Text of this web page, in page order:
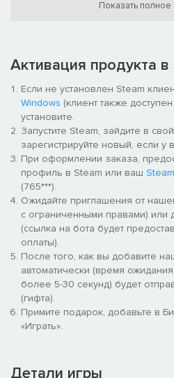
вырастет электронно-лучевая
что я помолодел лет на 20" –
"Фрэнсис, хватит играть в
мама
Концепция:
50 чиптюн-треков
Чумовые гости: Dubmood,
Plancton
Сюжетный режим с 20
Многопользовательский
Куры
Показать полное
Активация продукта в
Если не установлен Steam
Windows (клиент также
установите.
Запустите Steam, зайдите в
зарегистрируйте новый, если у
При оформлении заказа,
профиль в Steam или ваш
(765***).
Ожидайте приглашения от
с ограниченными правами) или
(ссылка на бота будет
оплаты).
После того, как вы добавите
автоматически (время
более 5-30 секунд) будет
(гифта).
Примите подарок, добавьте в
«Играть».
Детали игры